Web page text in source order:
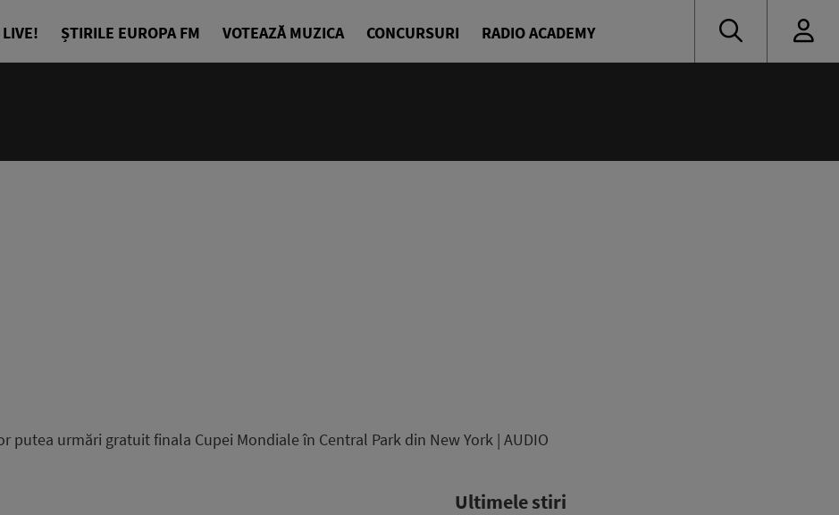
LIVE! ȘTIRILE EUROPA FM VOTEAZĂ MUZICA CONCURSURI RADIO ACADEMY
putea urmări gratuit finala Cupei Mondiale în Central Park din New York | AUDIO
Ultimele stiri